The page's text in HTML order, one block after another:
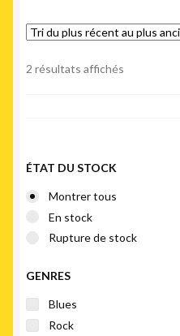
2 résultats affichés
ÉTAT DU STOCK
Montrer tous
En stock
Rupture de stock
GENRES
Blues
Rock